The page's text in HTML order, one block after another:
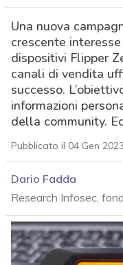
Una nuova
crescente
dispositivi Flipper
canali di vendita
successo.
informazioni
della community.
Pubblicato il 04 Gen 2023
Dario Fadda
Research Infosec,